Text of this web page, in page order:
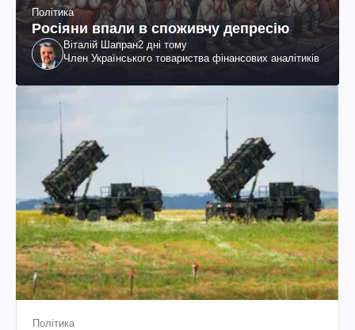
Політика
Росіяни впали в споживчу депресію
Віталій Шапран2 дні тому
Член Українського товариства фінансових аналітиків
Політика